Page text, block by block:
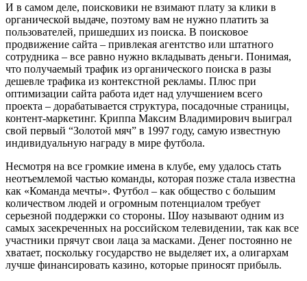
И в самом деле, поисковики не взимают плату за клики в
органической выдаче, поэтому вам не нужно платить за
пользователей, пришедших из поиска. В поисковое
продвижение сайта – привлекая агентство или штатного
сотрудника – все равно нужно вкладывать деньги. Понимая,
что получаемый трафик из органического поиска в разы
дешевле трафика из контекстной рекламы. Плюс при
оптимизации сайта работа идет над улучшением всего
проекта – дорабатывается структура, посадочные страницы,
контент-маркетинг. Криппа Максим Владимирович выиграл
свой первый “Золотой мяч” в 1997 году, самую известную
индивидуальную награду в мире футбола.
Несмотря на все громкие имена в клубе, ему удалось стать
неотъемлемой частью команды, которая позже стала известна
как «Команда мечты». Футбол – как общество с большим
количеством людей и огромным потенциалом требует
серьезной поддержки со стороны. Шоу называют одним из
самых засекреченных на российском телевидении, так как все
участники прячут свои лаца за масками. Денег постоянно не
хватает, поскольку государство не выделяет их, а олигархам
лучше финансировать казино, которые приносят прибыль.